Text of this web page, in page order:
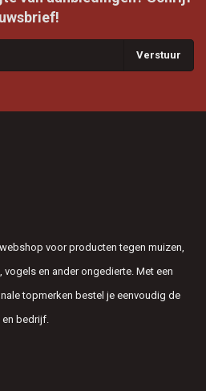
Verstuur
voor producten tegen muizen,
vogels en ander ongedierte. Met een
topmerken bestel je eenvoudig de
bedrijf.